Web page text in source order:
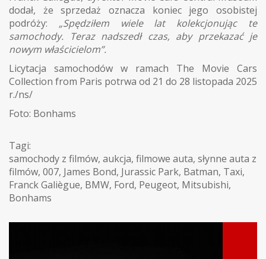
dodał, że sprzedaż oznacza koniec jego osobistej
podróży: „Spędziłem wiele lat kolekcjonując te
samochody. Teraz nadszedł czas, aby przekazać je
nowym właścicielom”.
Licytacja samochodów w ramach The Movie Cars
Collection from Paris potrwa od 21 do 28 listopada 2025
r./ns/
Foto: Bonhams
Tagi:
samochody z filmów, aukcja, filmowe auta, słynne auta z
filmów, 007, James Bond, Jurassic Park, Batman, Taxi,
Franck Galiègue, BMW, Ford, Peugeot, Mitsubishi,
Bonhams